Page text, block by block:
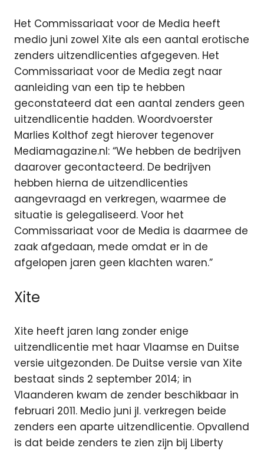
Het Commissariaat voor de Media heeft
medio juni zowel Xite als een aantal erotische
zenders uitzendlicenties afgegeven. Het
Commissariaat voor de Media zegt naar
aanleiding van een tip te hebben
geconstateerd dat een aantal zenders geen
uitzendlicentie hadden. Woordvoerster
Marlies Kolthof zegt hierover tegenover
Mediamagazine.nl: “We hebben de bedrijven
daarover gecontacteerd. De bedrijven
hebben hierna de uitzendlicenties
aangevraagd en verkregen, waarmee de
situatie is gelegaliseerd. Voor het
Commissariaat voor de Media is daarmee de
zaak afgedaan, mede omdat er in de
afgelopen jaren geen klachten waren.”
Xite
Xite heeft jaren lang zonder enige
uitzendlicentie met haar Vlaamse en Duitse
versie uitgezonden. De Duitse versie van Xite
bestaat sinds 2 september 2014; in
Vlaanderen kwam de zender beschikbaar in
februari 2011. Medio juni jl. verkregen beide
zenders een aparte uitzendlicentie. Opvallend
is dat beide zenders te zien zijn bij Liberty